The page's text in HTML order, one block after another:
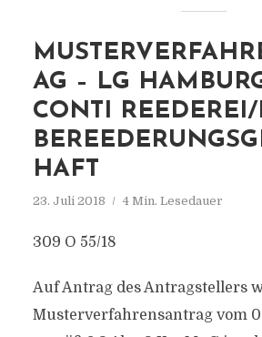
AG – LG
CONTI
HAFT
23. Juli 2018 4 Min. Lesedauer
309 O 55/18
Auf Antrag des Antragstellers
Musterverfahrensantrag vom